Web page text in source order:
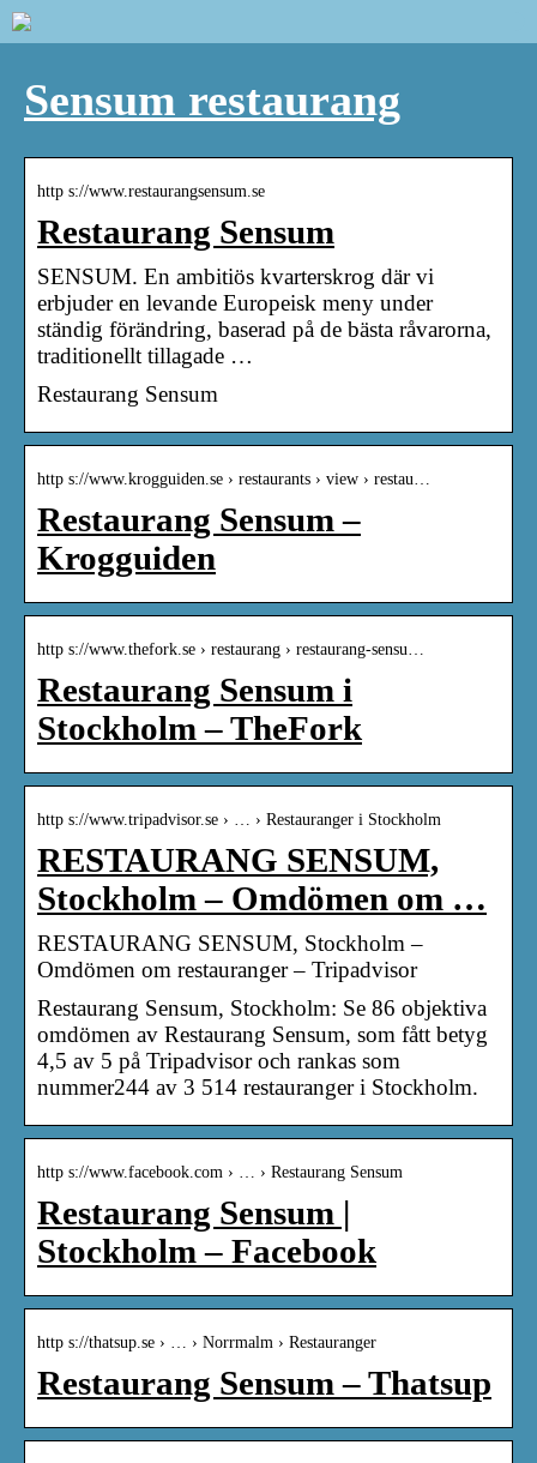
Sensum restaurang
http s://www.restaurangsensum.se
Restaurang Sensum
SENSUM. En ambitiös kvarterskrog där vi
erbjuder en levande Europeisk meny under
ständig förändring, baserad på de bästa råvarorna,
traditionellt tillagade …
Restaurang Sensum
http s://www.krogguiden.se › restaurants › view › restau…
Restaurang Sensum –
Krogguiden
http s://www.thefork.se › restaurang › restaurang-sensu…
Restaurang Sensum i
Stockholm – TheFork
http s://www.tripadvisor.se › … › Restauranger i Stockholm
RESTAURANG SENSUM,
Stockholm – Omdömen om …
RESTAURANG SENSUM, Stockholm –
Omdömen om restauranger – Tripadvisor
Restaurang Sensum, Stockholm: Se 86 objektiva
omdömen av Restaurang Sensum, som fått betyg
4,5 av 5 på Tripadvisor och rankas som
nummer244 av 3 514 restauranger i Stockholm.
http s://www.facebook.com › … › Restaurang Sensum
Restaurang Sensum |
Stockholm – Facebook
http s://thatsup.se › … › Norrmalm › Restauranger
Restaurang Sensum – Thatsup